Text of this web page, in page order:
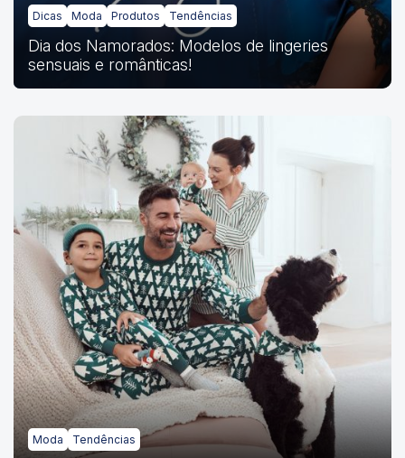
Dicas Moda Produtos Tendências
Dia dos Namorados: Modelos de lingeries
sensuais e românticas!
Moda Tendências